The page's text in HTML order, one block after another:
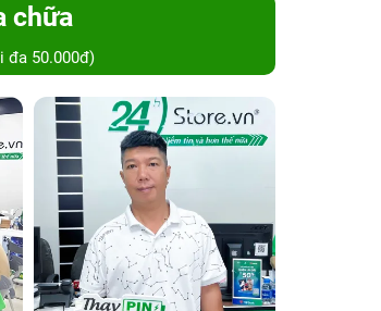
chữa
đa 50.000đ)